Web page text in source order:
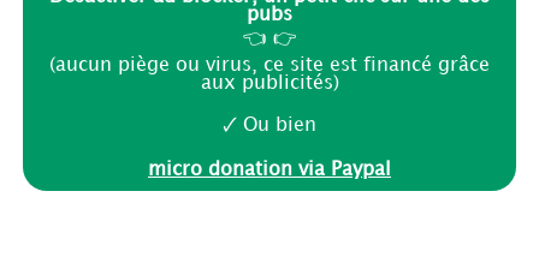
pubs
👈 👉
(aucun piège ou virus, ce site est financé grâce
aux publicités)
🗸 Ou bien
micro donation via Paypal